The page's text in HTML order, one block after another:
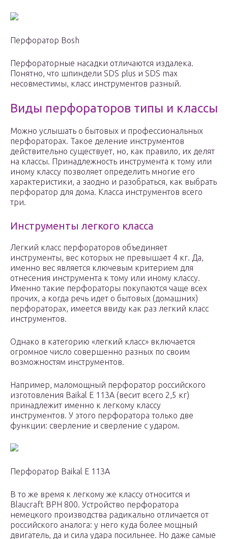
Перфоратор Bosh
Перфораторные насадки отличаются издалека.
Понятно, что шпиндели SDS plus и SDS max
несовместимы, класс инструментов разный.
Виды перфораторов типы и классы
Можно услышать о бытовых и профессиональных
перфораторах. Такое деление инструментов
действительно существует, но, как правило, их делят
на классы. Принадлежность инструмента к тому или
иному классу позволяет определить многие его
характеристики, а заодно и разобраться, как выбрать
перфоратор для дома. Класса инструментов всего
три.
Инструменты легкого класса
Легкий класс перфораторов объединяет
инструменты, вес которых не превышает 4 кг. Да,
именно вес является ключевым критерием для
отнесения инструмента к тому или иному классу.
Именно такие перфораторы покупаются чаще всех
прочих, а когда речь идет о бытовых (домашних)
перфораторах, имеется ввиду как раз легкий класс
инструментов.
Однако в категорию «легкий класс» включается
огромное число совершенно разных по своим
возможностям инструментов.
Например, маломощный перфоратор российского
изготовления Baikal E 113А (весит всего 2,5 кг)
принадлежит именно к легкому классу
инструментов. У этого перфоратора только две
функции: сверление и сверление с ударом.
Перфоратор Baikal E 113А
В то же время к легкому же классу относится и
Blaucraft BPH 800. Устройство перфоратора
немецкого производства радикально отличается от
российского аналога: у него куда более мощный
двигатель, да и сила удара посильнее. Но даже самые